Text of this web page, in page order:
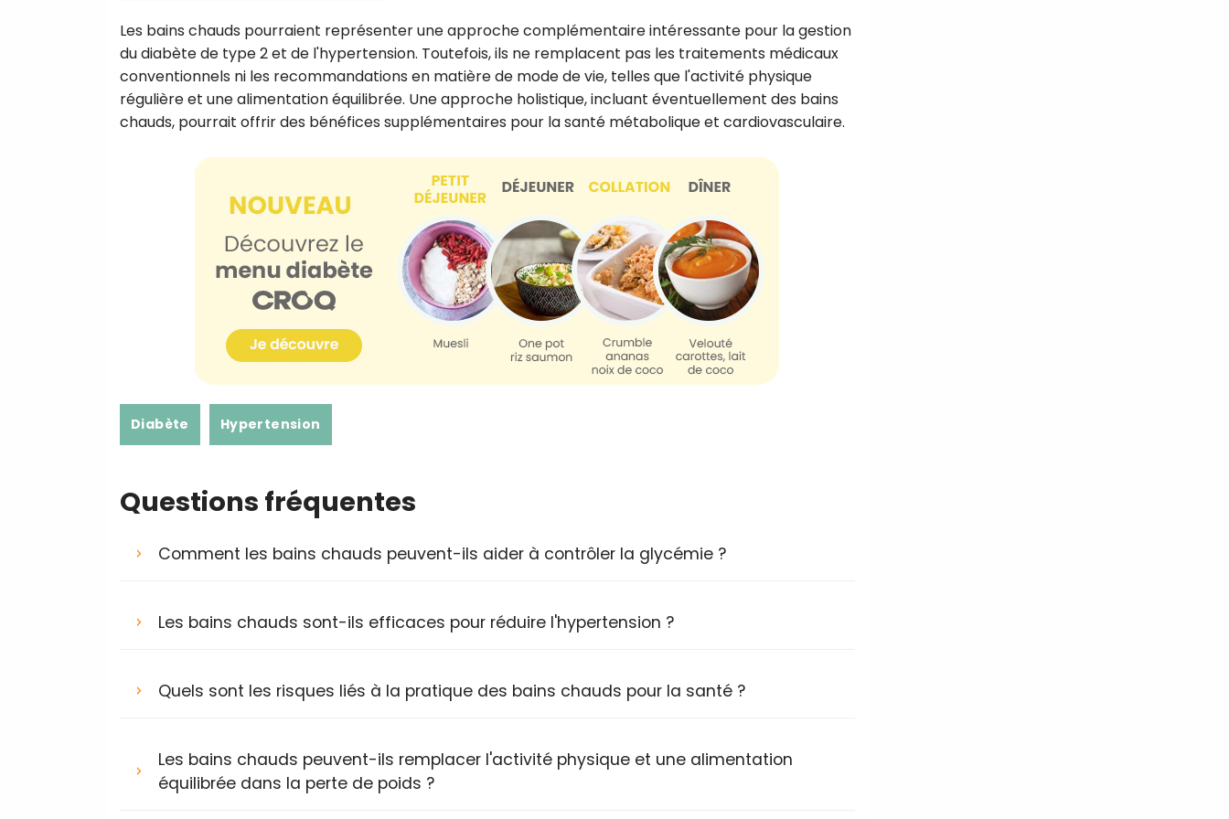
Les bains chauds pourraient représenter une approche complémentaire intéressante pour la gestion
du diabète de type 2 et de l'hypertension. Toutefois, ils ne remplacent pas les traitements médicaux
conventionnels ni les recommandations en matière de mode de vie, telles que l'activité physique
régulière et une alimentation équilibrée. Une approche holistique, incluant éventuellement des bains
chauds, pourrait offrir des bénéfices supplémentaires pour la santé métabolique et cardiovasculaire.
Diabète Hypertension
Questions fréquentes
Comment les bains chauds peuvent-ils aider à contrôler la glycémie ?
Les bains chauds sont-ils efficaces pour réduire l'hypertension ?
Quels sont les risques liés à la pratique des bains chauds pour la santé ?
Les bains chauds peuvent-ils remplacer l'activité physique et une alimentation
équilibrée dans la perte de poids ?